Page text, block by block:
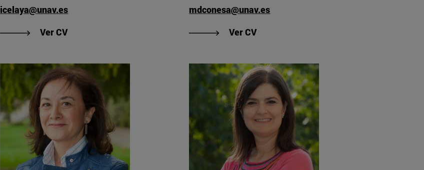
icelaya@unav.es
Ver CV"Ver CV de Iñaki Celaya"
mdconesa@unav.es
Ver CV"Ver CV de Dolores Conesa"